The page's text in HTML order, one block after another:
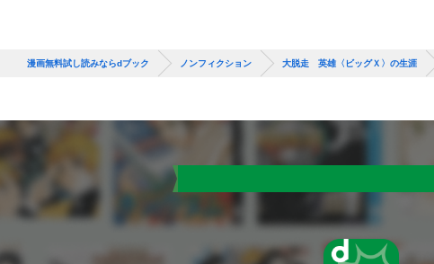
漫画無料試し読みならdブック ノンフィクション 大脱走 英雄〈ビッグＸ〉の生涯